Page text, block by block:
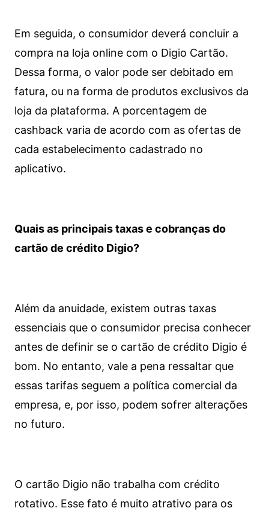
Em seguida, o consumidor deverá concluir a
compra na loja online com o Digio Cartão.
Dessa forma, o valor pode ser debitado em
fatura, ou na forma de produtos exclusivos da
loja da plataforma. A porcentagem de
cashback varia de acordo com as ofertas de
cada estabelecimento cadastrado no
aplicativo.
Quais as principais taxas e cobranças do
cartão de crédito Digio?
Além da anuidade, existem outras taxas
essenciais que o consumidor precisa conhecer
antes de definir se o cartão de crédito Digio é
bom. No entanto, vale a pena ressaltar que
essas tarifas seguem a política comercial da
empresa, e, por isso, podem sofrer alterações
no futuro.
O cartão Digio não trabalha com crédito
rotativo. Esse fato é muito atrativo para os